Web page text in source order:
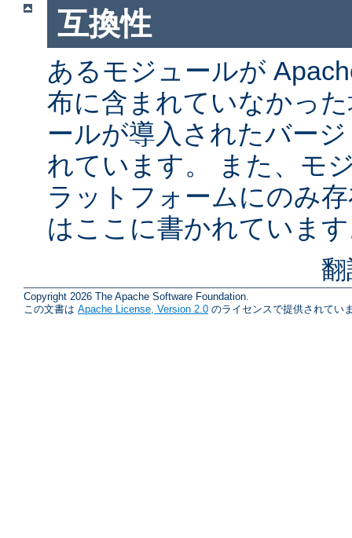
互換性
あるモジュールが
布に含まれていなかっ
ールが導入されたバー
れています。 また、モ
ラットフォームにのみ
はここに書かれていま
Copyright 2026 The Apache Software Foundation.
この文書は Apache License, Version 2.0 のライセンスで提供されてい